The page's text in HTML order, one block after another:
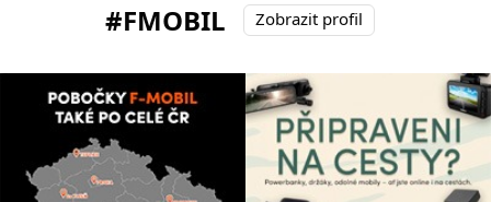
#FMOBIL
Zobrazit profil